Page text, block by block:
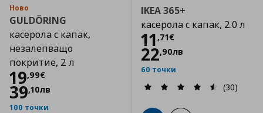
Ново
GULDÖRING
касерола с капак,
незалепващо
покритие, 2 л
19,99€
Цена
39,10лв
100 точки
IKEA 365+
касерола с капак, 2.0 л
11 ,71€
Цена
22,90лв
60 точки
(30)